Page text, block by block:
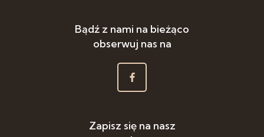
Bądź z nami na bieżąco
obserwuj nas na
Zapisz się na nasz